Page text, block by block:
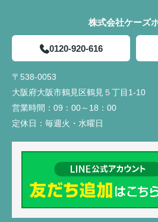
株式会社ケーズ
0120-920-616
〒538-0053
大阪府大阪市鶴見区鶴見５丁目1-10
営業時間： 09：00～18：00
定休日： 毎週火・水曜日